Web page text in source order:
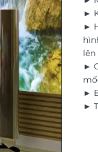
►
►
lên
►
►
►